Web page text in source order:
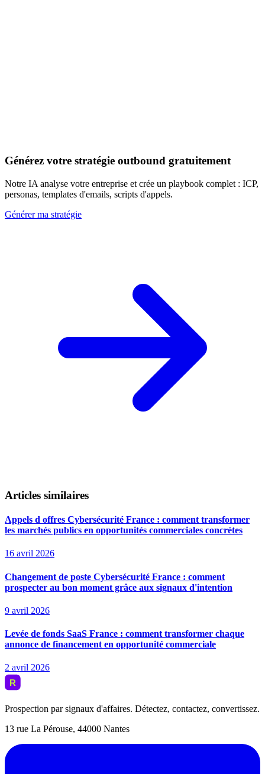
Découvrir les 20+ signaux
Générez votre stratégie outbound gratuitement
Notre IA analyse votre entreprise et crée un playbook complet : ICP,
personas, templates d'emails, scripts d'appels.
Générer ma stratégie
Articles similaires
Appels d offres Cybersécurité France : comment transformer
les marchés publics en opportunités commerciales concrètes
16 avril 2026
Changement de poste Cybersécurité France : comment
prospecter au bon moment grâce aux signaux d'intention
9 avril 2026
Levée de fonds SaaS France : comment transformer chaque
annonce de financement en opportunité commerciale
2 avril 2026
Prospection par signaux d'affaires. Détectez, contactez, convertissez.
13 rue La Pérouse, 44000 Nantes